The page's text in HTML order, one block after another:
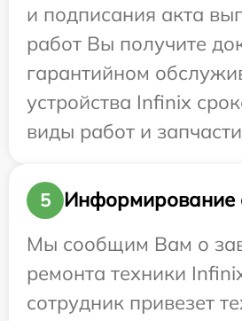
и подписания акта
работ Вы получите
гарантийном
устройства Infinix
виды работ и
5
Информирование
Мы сообщим Вам о
ремонта техники
сотрудник привезет